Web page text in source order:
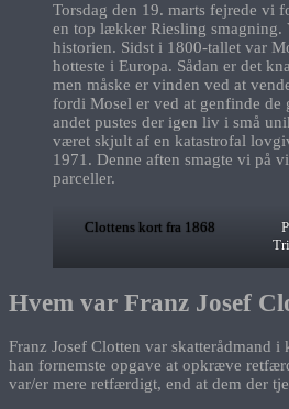
Torsdag den 19. marts fejrede vi
en top lækker Riesling smagning.
historien. Sidst i 1800-tallet var
hotteste i Europa. Sådan er det
men måske er vinden ved at
fordi Mosel er ved at genfinde de
andet pustes der igen liv i små
været skjult af en katastrofal
1971. Denne aften smagte vi på
parceller.
Clottens kort fra 1868
Hvem var Franz Josef
Franz Josef Clotten var skatterådmand i
han fornemste opgave at opkræve
var/er mere retfærdigt, end at dem der